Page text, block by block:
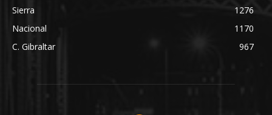
Sierra
1276
Nacional
1170
C. Gibraltar
967